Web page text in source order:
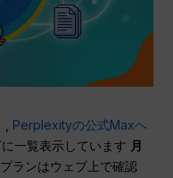
Perplexityの公式Maxヘ
一覧表示しています 月
ランはウェブ上で確認